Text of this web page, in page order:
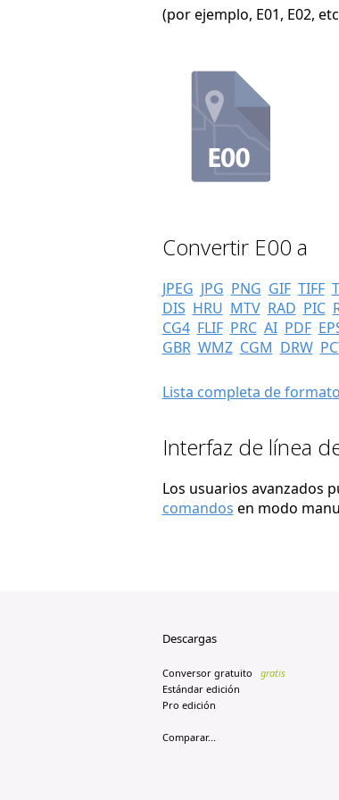
(por ejemplo, E01, E02,
Convertir E00 a
JPEG JPG PNG GIF TIFF
DIS HRU MTV RAD PIC
CG4 FLIF PRC AI PDF
GBR WMZ CGM DRW
Lista completa de
Interfaz de línea
Los usuarios avanzados
comandos en modo
Descargas
Conversor gratuito
gratis
Estándar edición
Pro edición
Comparar...